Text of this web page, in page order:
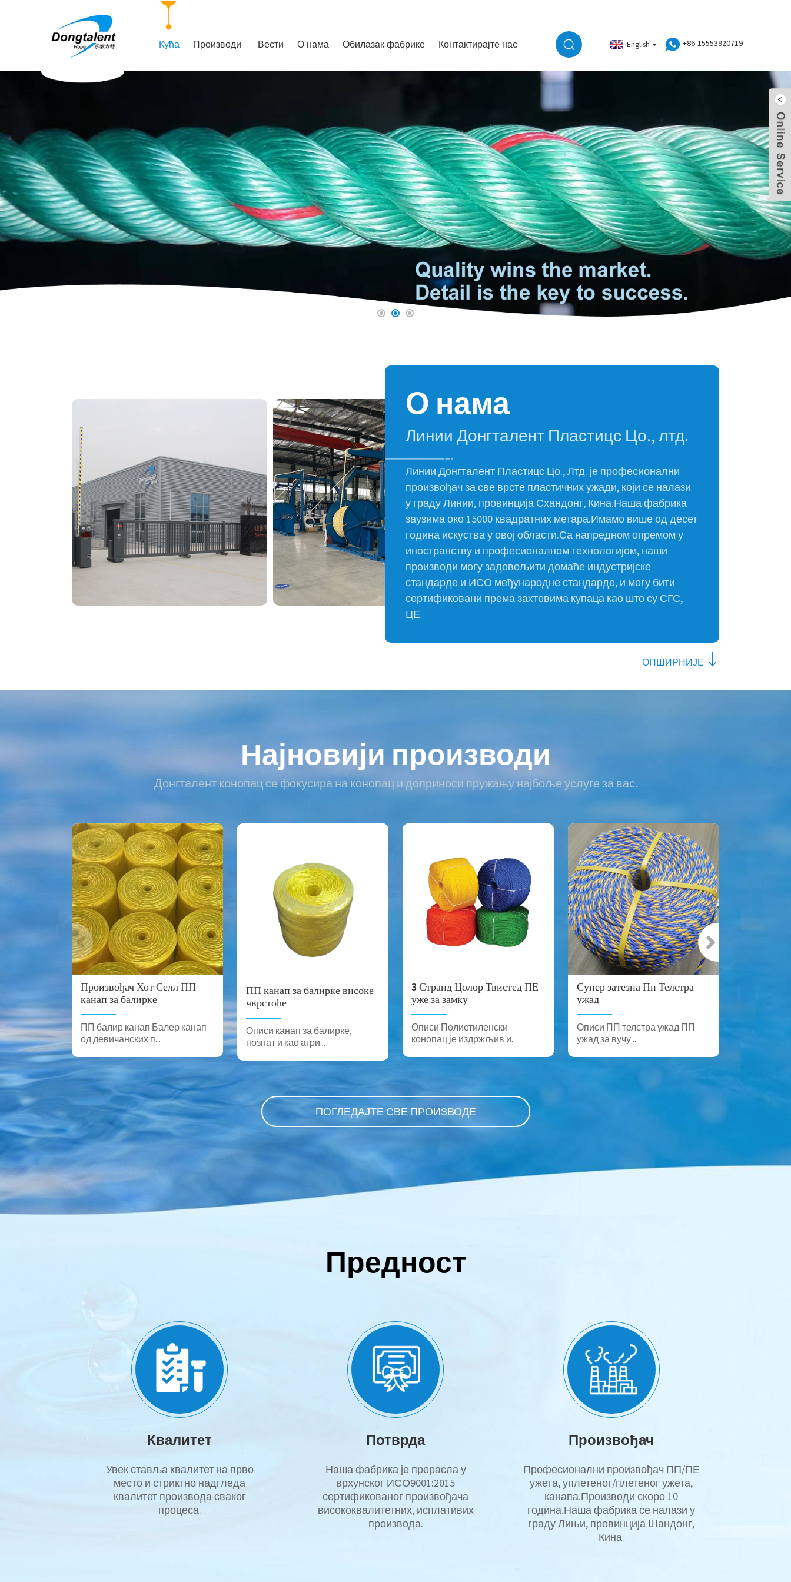
Кућа Производи Вести О нама Обилазак фабрике Контактирајте нас English +86-15553920719
О нама
Линии Донгталент Пластицс Цо., лтд.
Линии Донгталент Пластицс Цо., Лтд. је професионални
произвођач за све врсте пластичних ужади, који се налази
у граду Линии, провинција Схандонг, Кина.Наша фабрика
заузима око 15000 квадратних метара.Имамо више од десет
година искуства у овој области.Са напредном опремом у
иностранству и професионалном технологијом, наши
производи могу задовољити домаће индустријске
стандарде и ИСО међународне стандарде, и могу бити
сертификовани према захтевима купаца као што су СГС,
ЦЕ.
ОПШИРНИЈЕ
Најновији производи
Донгталент конопац се фокусира на конопац и доприноси пружању најбоље услуге за вас.
Произвођач Хот Селл ПП
канап за балирке
ПП балир канап Балер канап
од девичанских п...
ПП канап за балирке високе
чврстоће
Описи канап за балирке,
познат и као агри...
3 Странд Цолор Твистед ПЕ
уже за замку
Описи Полиетиленски
конопац је издржљив и...
Супер затезна Пп Телстра
ужад
Описи ПП телстра ужад ПП
ужад за вучу ...
ПОГЛЕДАЈТЕ СВЕ ПРОИЗВОДЕ
Предност
Квалитет
Увек ставља квалитет на прво
место и стриктно надгледа
квалитет производа сваког
процеса.
Потврда
Наша фабрика је прерасла у
врхунског ИСО9001:2015
сертификованог произвођача
висококвалитетних, исплативих
производа.
Произвођач
Професионални произвођач ПП/ПЕ
ужета, уплетеног/плетеног ужета,
канапа.Производи скоро 10
година.Наша фабрика се налази у
граду Лињи, провинција Шандонг,
Кина.